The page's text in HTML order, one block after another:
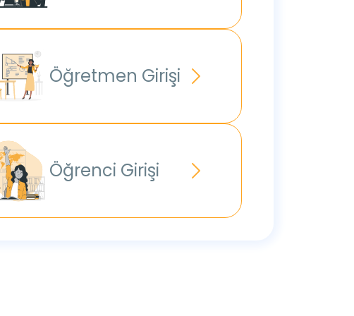
Öğretmen Girişi
Öğrenci Girişi